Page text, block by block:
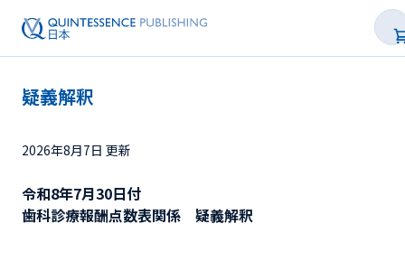
疑義解釈
2026年8月7日 更新
令和8年7月30日付
歯科診療報酬点数表関係 疑義解釈